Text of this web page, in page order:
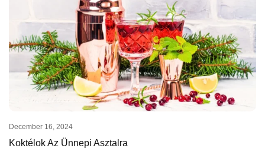
December 16, 2024
Koktélok Az Ünnepi Asztalra